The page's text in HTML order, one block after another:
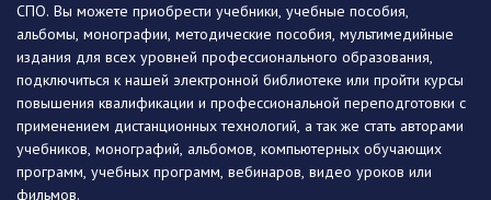
СПО. Вы можете приобрести учебники, учебные пособия,
альбомы, монографии, методические пособия, мультимедийные
издания для всех уровней профессионального образования,
подключиться к нашей электронной библиотеке или пройти курсы
повышения квалификации и профессиональной переподготовки с
применением дистанционных технологий, а так же стать авторами
учебников, монографий, альбомов, компьютерных обучающих
программ, учебных программ, вебинаров, видео уроков или
фильмов.